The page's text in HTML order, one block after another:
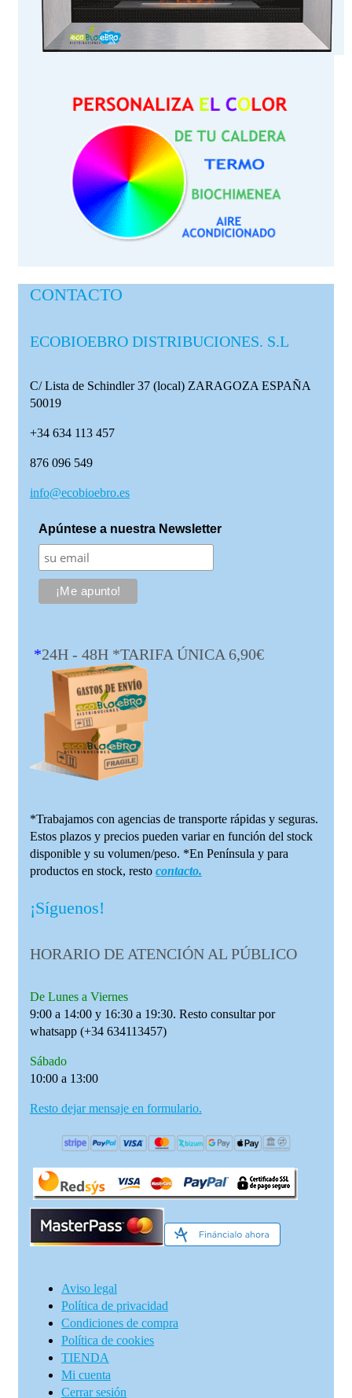
CONTACTO
ECOBIOEBRO DISTRIBUCIONES. S.L
C/ Lista de Schindler 37 (local) ZARAGOZA ESPAÑA
50019
+34 634 113 457
876 096 549
info@ecobioebro.es
Apúntese a nuestra Newsletter
*24H - 48H *TARIFA ÚNICA 6,90€
*Trabajamos con agencias de transporte rápidas y seguras.
Estos plazos y precios pueden variar en función del stock
disponible y su volumen/peso. *En Península y para
productos en stock, resto contacto.
¡Síguenos!
HORARIO DE ATENCIÓN AL PÚBLICO
De Lunes a Viernes
9:00 a 14:00 y 16:30 a 19:30. Resto consultar por
whatsapp (+34 634113457)
Sábado
10:00 a 13:00
Resto dejar mensaje en formulario.
Aviso legal
Política de privacidad
Condiciones de compra
Política de cookies
TIENDA
Mi cuenta
Cerrar sesión